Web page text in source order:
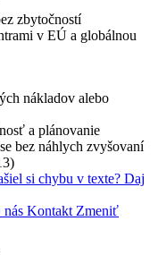
zbytočností
v EÚ a globálnou
nákladov alebo
a plánovanie
bez náhlych zvyšovaní
si chybu v texte? Daj
nás Kontakt Zmeniť